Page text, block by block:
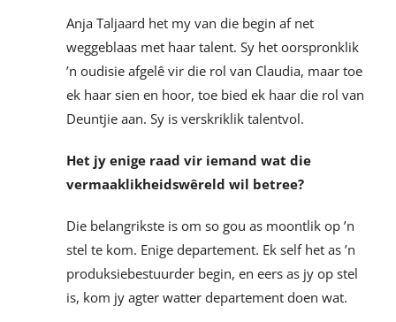
Anja Taljaard het my van die begin af net
weggeblaas met haar talent. Sy het oorspronklik
’n oudisie afgelê vir die rol van Claudia, maar toe
ek haar sien en hoor, toe bied ek haar die rol van
Deuntjie aan. Sy is verskriklik talentvol.
Het jy enige raad vir iemand wat die
vermaaklikheidswêreld wil betree?
Die belangrikste is om so gou as moontlik op ’n
stel te kom. Enige departement. Ek self het as ’n
produksiebestuurder begin, en eers as jy op stel
is, kom jy agter watter departement doen wat.